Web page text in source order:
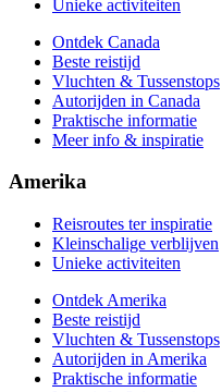
Unieke activiteiten
Ontdek Canada
Beste reistijd
Vluchten & Tussenstops
Autorijden in Canada
Praktische informatie
Meer info & inspiratie
Amerika
Reisroutes ter inspiratie
Kleinschalige verblijven
Unieke activiteiten
Ontdek Amerika
Beste reistijd
Vluchten & Tussenstops
Autorijden in Amerika
Praktische informatie